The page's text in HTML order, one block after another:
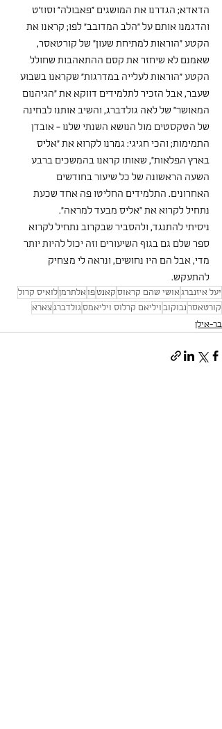
הדאדא; הגדרנו את המושגים ״פאבולה״ וסוז׳ט
והדגמנו אותם על ״הלב המדובב״ לפו; קראנו את
הקטע ״הוראות למתיחת שעון״ של קורטאסר,
שאמנם לא שיחזר את קסם ההתאהבות שחולל
הקטע ״הוראות לעלייה במדרגות״ שקראנו בשבוע
שעבר, אבל הזכיר לתלמידים דווקא את ״הגיהנום
המאושר״ של לאה גולדברג, והשיב אותנו לבחינה
של הטקסטים מול הנושא השנתי שלנו - אובדן
התמימות; והכי חגיגי: גמרנו לקרוא את ״אליס
בארץ הפלאות״, שאותו קראנו בהמשכים ברבע
השעה הראשונה של כל שיעור בחודשים
האחרונים. התלמידים החליטו פה אחד שכעת
נתחיל לקרוא את ״אליס מבעד למראה״.
ניסיתי להתנגד, ולהסביר שבקרוב נתחיל לקרוא
ספר שלם גם בגוף השיעורים וזה יכול להיות יותר
מדי, אבל הם היו נחושים, ונראה לי מצחיק
להתעקש.
יעל איזנברגאושי שהם קראוס קאנטפואלתרמןלואיס קרול
קורטאסר נבוקוב ויליאם קרלוס ויליאמסגולדברגצארא
בר-אילן